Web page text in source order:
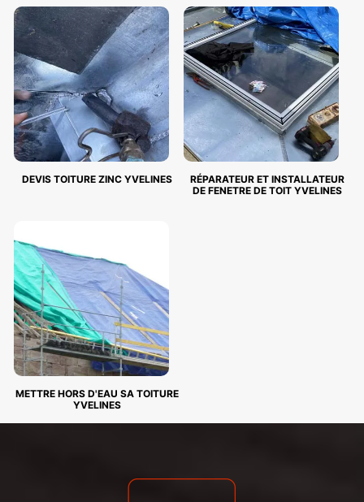
DEVIS TOITURE ZINC YVELINES
RÉPARATEUR ET INSTALLATEUR
DE FENETRE DE TOIT YVELINES
METTRE HORS D'EAU SA TOITURE
YVELINES